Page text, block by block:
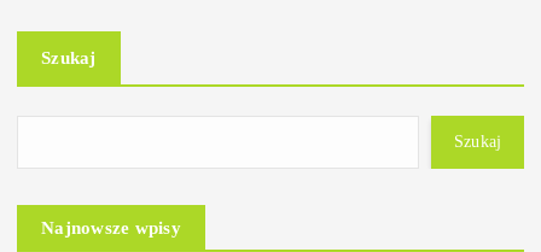
Szukaj
Szukaj
Najnowsze wpisy